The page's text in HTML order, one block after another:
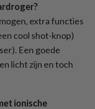
extra functies
cool shot-knop)
Een goede
licht zijn en toch
ionische